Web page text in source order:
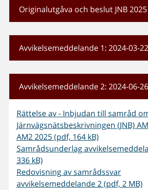
Originalutgåva och beslut JNB 2025
Avvikelsemeddelande 1: 2024-03-22
Avvikelsemeddelande 2: 2024-06-26
Rättelse av - Inbjudan till samråd
Järnvägsnätsbeskrivningen (JNB)
AM2 2025 (pdf, 164 kB)
Samrådsunderlag
336 kB)
Redovisning av samrådssvar
avvikelsemeddelande 2 (pdf, 2 MB)